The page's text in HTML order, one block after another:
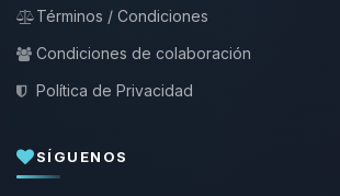
Términos / Condiciones
Condiciones de colaboración
Política de Privacidad
SÍGUENOS